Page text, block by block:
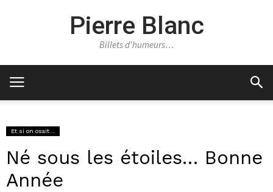
Pierre Blanc
Billets d'humeurs…
Et si on osait...
Né sous les étoiles… Bonne
Année